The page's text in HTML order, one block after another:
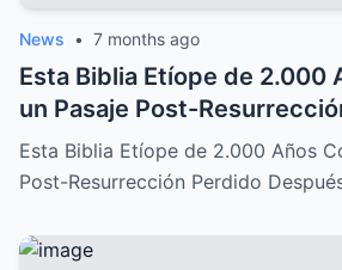
News • 7 months ago
Esta Biblia Etíope de 2.000
un Pasaje Post-
Después: Un
Esta Biblia Etíope de 2.000 Años
Post-Resurrección Perdido